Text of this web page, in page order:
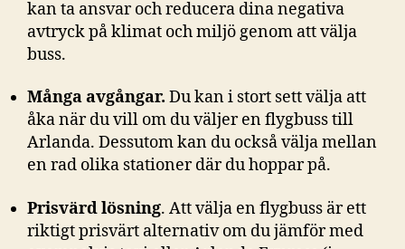
kan ta ansvar och reducera dina negativa
avtryck på klimat och miljö genom att välja
buss.
Många avgångar. Du kan i stort sett välja att
åka när du vill om du väljer en flygbuss till
Arlanda. Dessutom kan du också välja mellan
en rad olika stationer där du hoppar på.
Prisvärd lösning. Att välja en flygbuss är ett
riktigt prisvärt alternativ om du jämför med